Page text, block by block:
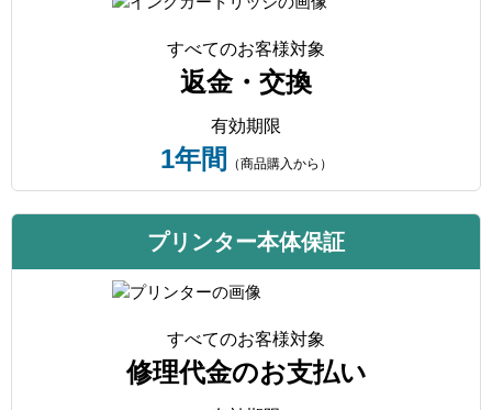
すべてのお客様対象
返金・交換
有効期限
1年間 （商品購入から）
プリンター本体保証
すべてのお客様対象
修理代金のお支払い